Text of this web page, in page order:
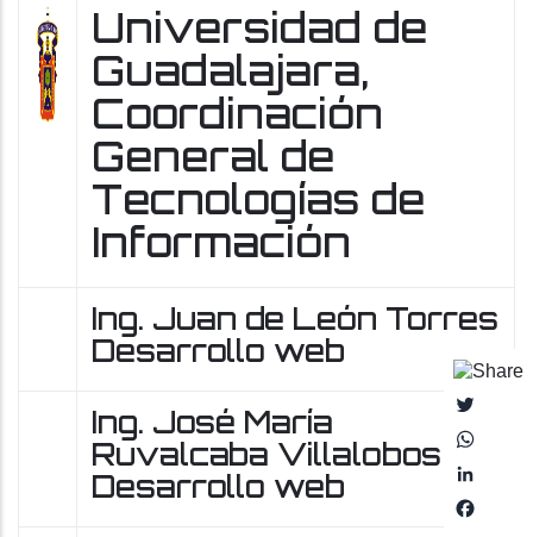
Universidad de
Guadalajara,
Coordinación
General de
Tecnologías de
Información
Ing. Juan de León Torres
Desarrollo web
Ing. José María
Ruvalcaba Villalobos
Desarrollo web